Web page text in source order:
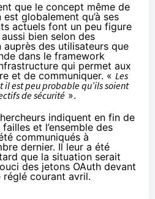
que le concept même de
est globalement qu’à ses
actuels font un peu figure
bien selon des
auprès des utilisateurs que
dans le framework
qui permet aux
et de communiquer. « Les
est peu probable qu’ils soient
de sécurité ».
indiquent en fin de
et l’ensemble des
communiqués à
dernier. Il leur a été
que la situation serait
des jetons OAuth devant
courant avril.